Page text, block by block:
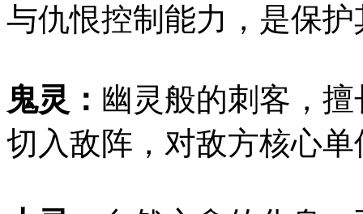
与仇恨控制能力，是保
鬼灵： 幽灵般的刺客，
切入敌阵，对敌方核心